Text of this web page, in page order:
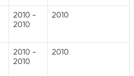
2010 -
2010
2010
2010 -
2010
2010